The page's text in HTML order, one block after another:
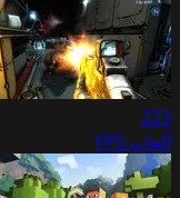
223
ألعاب FPS